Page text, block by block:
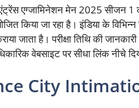
एग्जामिनेशन मेन 2025 सीजन 1
किया जा रहा है। इंडिया के विभिन्न
जाता है। परीक्षा तिथि की
वेबसाइट पर सीधा लिंक
City